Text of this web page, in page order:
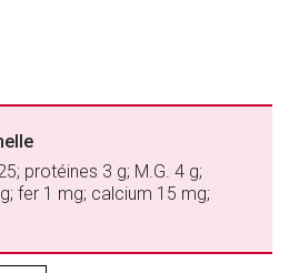
protéines 3 g; M.G. 4 g;
fer 1 mg; calcium 15 mg;